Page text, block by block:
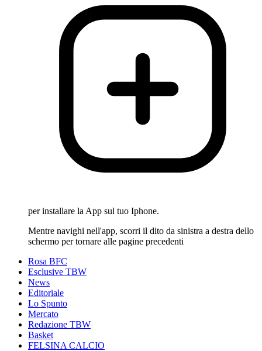
per installare la App sul tuo Iphone.
Mentre navighi nell'app, scorri il dito da sinistra a destra dello
schermo per tornare alle pagine precedenti
Rosa BFC
Esclusive TBW
News
Editoriale
Lo Spunto
Mercato
Redazione TBW
Basket
FELSINA CALCIO